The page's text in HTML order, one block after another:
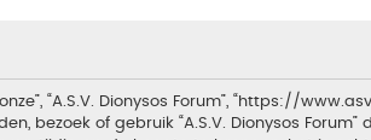
“A.S.V. Dionysos Forum”, “https://
bezoek of gebruik “A.S.V. Dionysos